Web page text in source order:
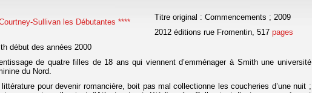
Titre original : Commencements ; 2009
2012 éditions rue Fromentin, 517 pages
début des années 2000
de quatre filles de 18 ans qui viennent d’emménager à Smith une université
du Nord.
pour devenir romancière, boit pas mal collectionne les coucheries d’une nuit ;